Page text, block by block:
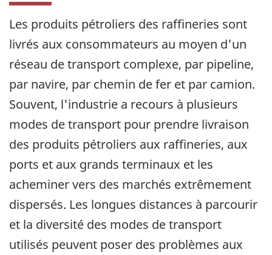
Les produits pétroliers des raffineries sont
livrés aux consommateurs au moyen d'un
réseau de transport complexe, par pipeline,
par navire, par chemin de fer et par camion.
Souvent, l'industrie a recours à plusieurs
modes de transport pour prendre livraison
des produits pétroliers aux raffineries, aux
ports et aux grands terminaux et les
acheminer vers des marchés extrêmement
dispersés. Les longues distances à parcourir
et la diversité des modes de transport
utilisés peuvent poser des problèmes aux